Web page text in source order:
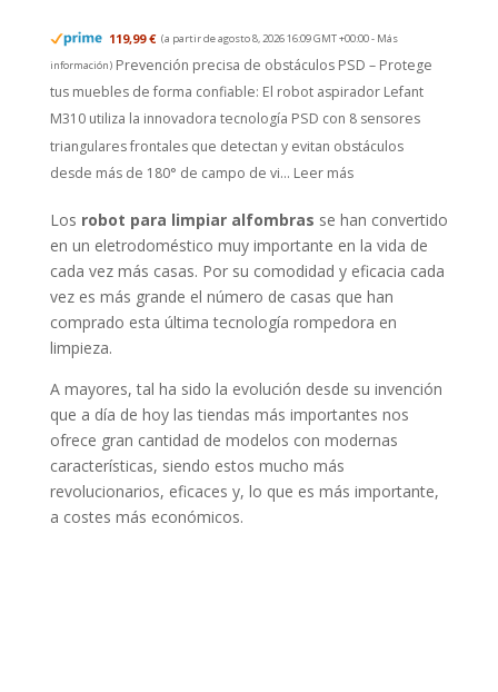
119,99 € (a partir de agosto 8, 2026 16:09 GMT +00:00 - Más
información) Prevención precisa de obstáculos PSD – Protege
tus muebles de forma confiable: El robot aspirador Lefant
M310 utiliza la innovadora tecnología PSD con 8 sensores
triangulares frontales que detectan y evitan obstáculos
desde más de 180° de campo de vi... Leer más
Los robot para limpiar alfombras se han convertido
en un eletrodoméstico muy importante en la vida de
cada vez más casas. Por su comodidad y eficacia cada
vez es más grande el número de casas que han
comprado esta última tecnología rompedora en
limpieza.
A mayores, tal ha sido la evolución desde su invención
que a día de hoy las tiendas más importantes nos
ofrece gran cantidad de modelos con modernas
características, siendo estos mucho más
revolucionarios, eficaces y, lo que es más importante,
a costes más económicos.